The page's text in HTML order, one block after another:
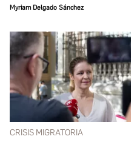
Myriam Delgado Sánchez
CRISIS MIGRATORIA